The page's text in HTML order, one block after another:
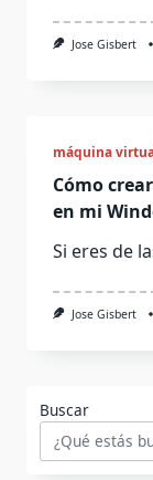
Jose Gisbert
máquina
Cómo
en mi
Si eres de
Jose Gisbert
Buscar